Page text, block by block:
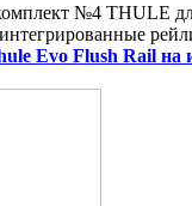
№4 THULE
Evo Flush Rail на